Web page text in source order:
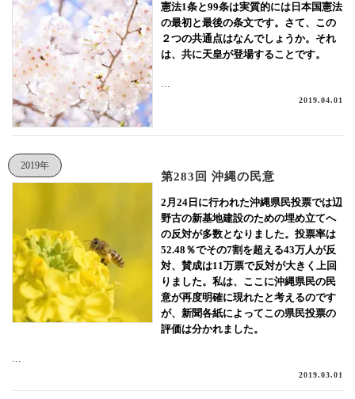
憲法1条と99条は実質的には日本国憲法
の最初と最後の条文です。さて、この
２つの共通点はなんでしょうか。それ
は、共に天皇が登場することです。
...
2019.04.01
2019年
第283回 沖縄の民意
2月24日に行われた沖縄県民投票では辺
野古の新基地建設のための埋め立てへ
の反対が多数となりました。投票率は
52.48％でその7割を超える43万人が反
対、賛成は11万票で反対が大きく上回
りました。私は、ここに沖縄県民の民
意が再度明確に現れたと考えるのです
が、新聞各紙によってこの県民投票の
評価は分かれました。
...
2019.03.01